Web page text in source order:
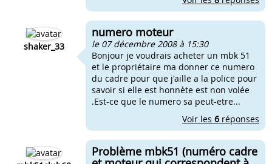
shaker_33
numero moteur
le 07 décembre 2008 à 15:30
Bonjour je voudrais acheter un mbk 51
et le propriétaire ma donner ce numero
du cadre pour que j'aille a la police pour
savoir si elle est honnète est non volée
.Est-ce que le numero sa peut-etre...
Voir les 6 réponses
Problème mbk51 (numéro cadre